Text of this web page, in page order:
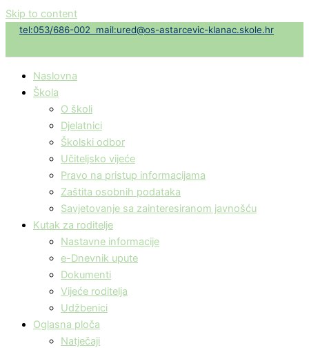
Skip to content
tel:053/686-002 mail:ured@os-astarcevic-klanac.skole.hr
Naslovna
Škola
O školi
Djelatnici
Školski odbor
Učiteljsko vijeće
Pravo na pristup informacijama
Zaštita osobnih podataka
Savjetovanje sa zainteresiranom javnošću
Kutak za roditelje
Nastavne informacije
e-Dnevnik upute
Dokumenti
Vijeće roditelja
Udžbenici
Oglasna ploča
Natječaji